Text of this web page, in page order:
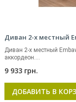
Диван 2-х местный
Диван 2-х местный
аккордеон....
9 933 грн.
ДОБАВИТЬ В